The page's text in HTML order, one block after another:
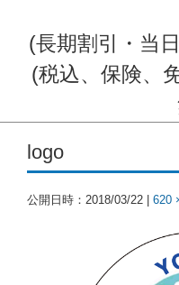
(長期割引・当
(税込、保険、
コンテンツに移動
logo
公開日時： 2018/03/22 620